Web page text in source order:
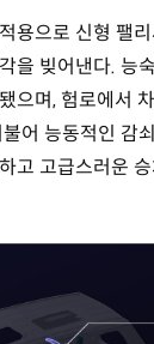
용으로 신형 팰
을 빚어낸다. 능
으며, 험로에서
어 능동적인 감
고 고급스러운